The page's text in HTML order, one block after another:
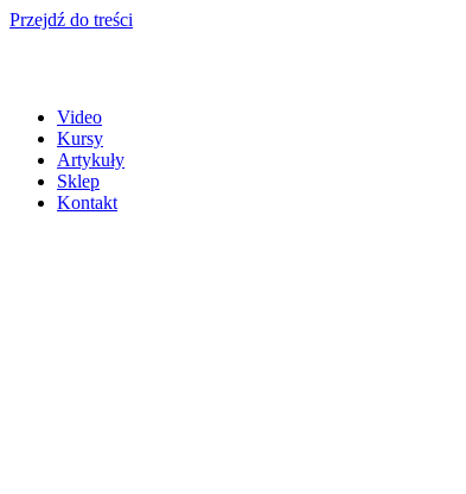
Przejdź do treści
Video
Kursy
Artykuły
Sklep
Kontakt